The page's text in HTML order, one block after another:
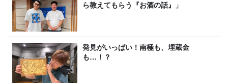
ら教えてもらう『お酒の話』」
発見がいっぱい！南極も、埋蔵金
も…！？